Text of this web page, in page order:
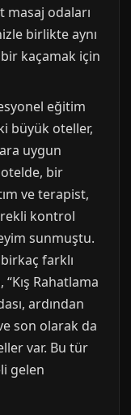
masaj odaları
birlikte aynı
kaçamak için
eğitim
büyük oteller,
uygun
otelde, bir
ve terapist,
kontrol
sunmuştu.
farklı
Rahatlama
ardından
son olarak da
var. Bu tür
gelen